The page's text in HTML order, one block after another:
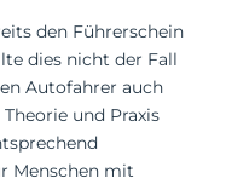
den Führerschein
dies nicht der Fall
Autofahrer auch
und Praxis
Menschen mit